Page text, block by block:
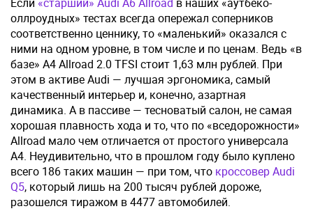
оллроудных» тестах всегда опережал соперников
соответственно ценнику, то «маленький» оказался с
ними на одном уровне, в том числе и по ценам. Ведь «в
базе» A4 Allroad 2.0 TFSI стоит 1,63 млн рублей. При
этом в активе Audi — лучшая эргономика, самый
качественный интерьер и, конечно, азартная
динамика. А в пассиве — тесноватый салон, не самая
хорошая плавность хода и то, что по «вседорожности»
Allroad мало чем отличается от простого универсала
А4. Неудивительно, что в прошлом году было куплено
всего 186 таких машин — при том, что кроссовер Audi
Q5, который лишь на 200 тысяч рублей дороже,
разошелся тиражом в 4477 автомобилей.